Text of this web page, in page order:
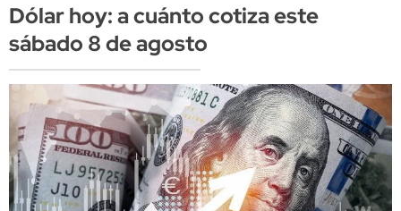
Dólar hoy: a cuánto cotiza este
sábado 8 de agosto